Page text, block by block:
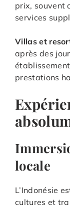
prix, souvent
services
Villas et
après des
prestations
locale
L’Indonésie
cultures et